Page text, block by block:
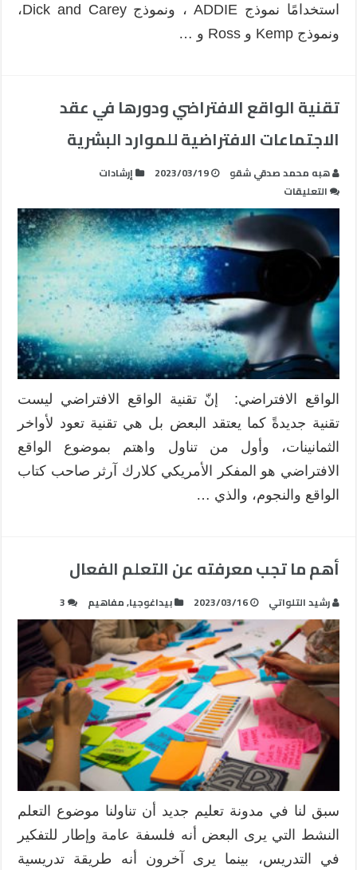
استخدامًا نموذج ADDIE ، ونموذج Dick and Carey،
ونموذج Kemp و Ross و …
تقنية الواقع الافتراضي ودورها في عقد
الاجتماعات الافتراضية للموارد البشرية
ھبه محمد صدقي شقو 2023/03/19
إرشادات
التعليقات
تقنية
الافتراضي
عقد
الاجتماعات
الافتراضية
للموارد
البشرية
مغلقة
الواقع الافتراضي: إنّ تقنية الواقع الافتراضي ليست
تقنية جديدةً كما يعتقد البعض بل هي تقنية تعود لأواخر
الثمانينات، وأول من تناول واهتم بموضوع الواقع
الافتراضي هو المفكر الأمريكي كلارك آرثر صاحب كتاب
الواقع والنجوم، والذي …
أهم ما تجب معرفته عن التعلم الفعال
رشيد التلواتي 2023/03/16 بيداغوجيا,مفاهيم 3
سبق لنا في مدونة تعليم جديد أن تناولنا موضوع التعلم
النشط التي يرى البعض أنه فلسفة عامة وإطار للتفكير
في التدريس، بينما يرى آخرون أنه طريقة تدريسية